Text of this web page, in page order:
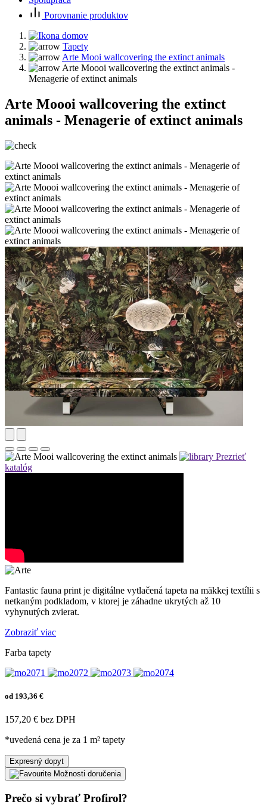
Porovnanie produktov
Tapety
Arte Mooi wallcovering the extinct animals
Arte Moooi wallcovering the extinct animals -
Menagerie of extinct animals
Arte Moooi wallcovering the extinct
animals - Menagerie of extinct animals
Prezrieť
katalóg
Fantastic fauna print je digitálne vytlačená tapeta na mäkkej textílii s
netkaným podkladom, v ktorej je záhadne ukrytých až 10
vyhynutých zvierat.
Zobraziť viac
Farba tapety
od 193,36 €
157,20 € bez DPH
*uvedená cena je za 1 m² tapety
Expresný dopyt
Možnosti doručenia
Prečo si vybrať Profirol?